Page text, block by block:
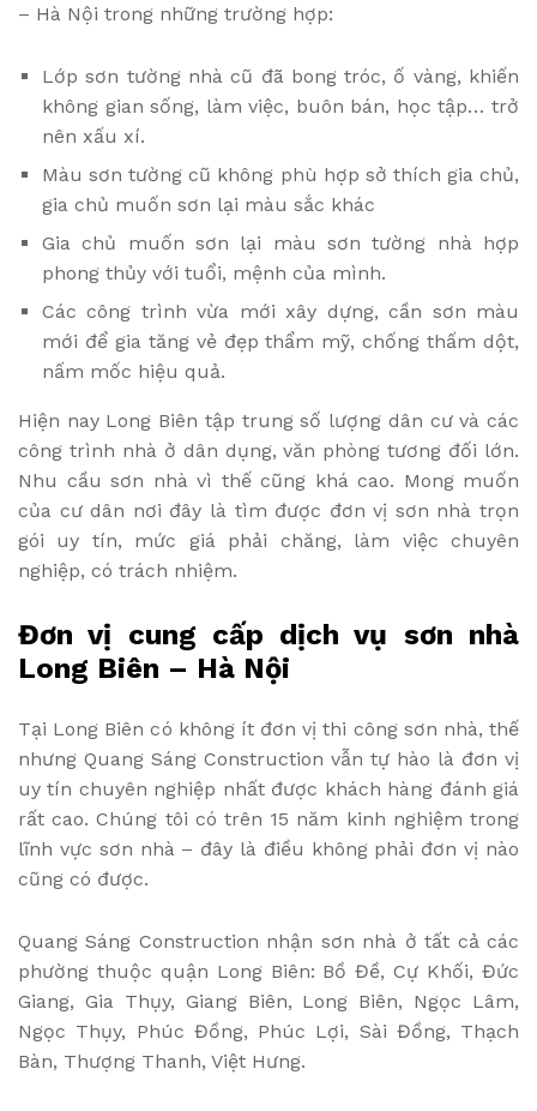
– Hà Nội trong những trường hợp:
Lớp sơn tường nhà cũ đã bong tróc, ố vàng, khiến
không gian sống, làm việc, buôn bán, học tập… trở
nên xấu xí.
Màu sơn tường cũ không phù hợp sở thích gia chủ,
gia chủ muốn sơn lại màu sắc khác
Gia chủ muốn sơn lại màu sơn tường nhà hợp
phong thủy với tuổi, mệnh của mình.
Các công trình vừa mới xây dựng, cần sơn màu
mới để gia tăng vẻ đẹp thẩm mỹ, chống thấm dột,
nấm mốc hiệu quả.
Hiện nay Long Biên tập trung số lượng dân cư và các
công trình nhà ở dân dụng, văn phòng tương đối lớn.
Nhu cầu sơn nhà vì thế cũng khá cao. Mong muốn
của cư dân nơi đây là tìm được đơn vị sơn nhà trọn
gói uy tín, mức giá phải chăng, làm việc chuyên
nghiệp, có trách nhiệm.
Đơn vị cung cấp dịch vụ sơn nhà
Long Biên – Hà Nội
Tại Long Biên có không ít đơn vị thi công sơn nhà, thế
nhưng Quang Sáng Construction vẫn tự hào là đơn vị
uy tín chuyên nghiệp nhất được khách hàng đánh giá
rất cao. Chúng tôi có trên 15 năm kinh nghiệm trong
lĩnh vực sơn nhà – đây là điều không phải đơn vị nào
cũng có được.
Quang Sáng Construction nhận sơn nhà ở tất cả các
phường thuộc quận Long Biên: Bồ Đề, Cự Khối, Đức
Giang, Gia Thụy, Giang Biên, Long Biên, Ngọc Lâm,
Ngọc Thụy, Phúc Đồng, Phúc Lợi, Sài Đồng, Thạch
Bàn, Thượng Thanh, Việt Hưng.